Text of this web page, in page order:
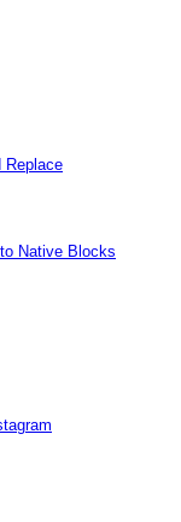
Replace
Native Blocks